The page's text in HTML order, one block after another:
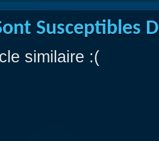
Susceptibles
similaire :(